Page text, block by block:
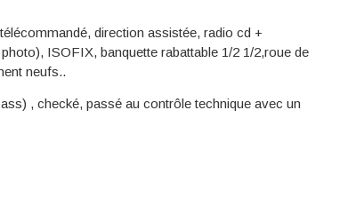
direction assistée, radio cd +
ISOFIX, banquette rabattable 1/2 1/2,roue de
neufs..
, checké, passé au contrôle technique avec un